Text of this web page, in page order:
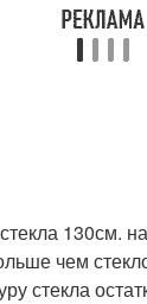
130см.
чем
стекла